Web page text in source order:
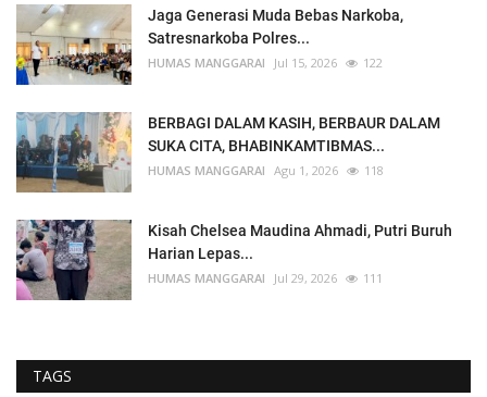
Jaga Generasi Muda Bebas Narkoba,
Satresnarkoba Polres...
HUMAS MANGGARAI Jul 15, 2026 122
BERBAGI DALAM KASIH, BERBAUR DALAM
SUKA CITA, BHABINKAMTIBMAS...
HUMAS MANGGARAI Agu 1, 2026 118
Kisah Chelsea Maudina Ahmadi, Putri Buruh
Harian Lepas...
HUMAS MANGGARAI Jul 29, 2026 111
TAGS